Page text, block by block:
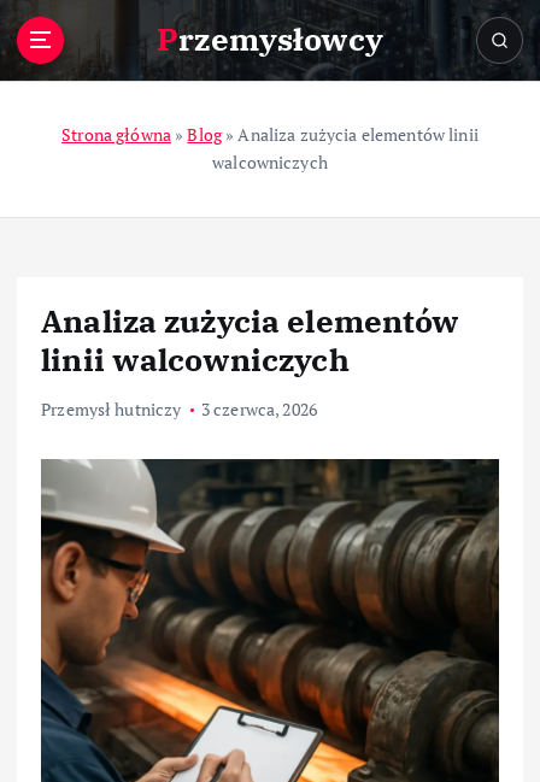
Przemysłowcy
Strona główna »Blog»Analiza zużycia elementów linii
walcowniczych
Analiza zużycia elementów
linii walcowniczych
Przemysł hutniczy 3 czerwca, 2026